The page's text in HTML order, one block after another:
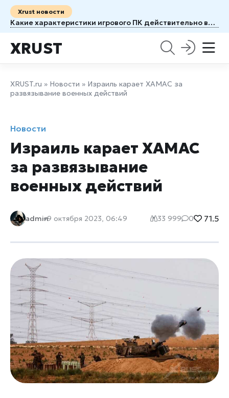
Xrust новости
Какие характеристики игрового ПК действительно влияют на FPS?
XRUST
XRUST.ru » Новости » Израиль карает ХАМАС за
развязывание военных действий
Новости
Израиль карает ХАМАС
за развязывание
военных действий
admin9 октября 2023, 06:49 33 999 0 71.5